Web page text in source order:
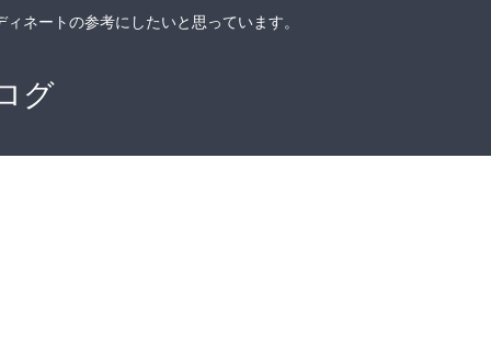
ネートの参考にしたいと思っています。
グ